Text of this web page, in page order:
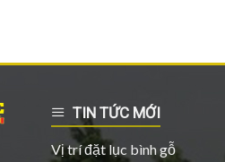
TIN TỨC MỚI
Vị trí đặt lục bình gỗ